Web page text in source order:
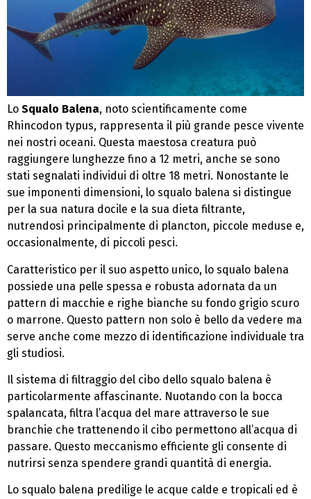
Lo Squalo Balena, noto scientificamente come
Rhincodon typus, rappresenta il più grande pesce vivente
nei nostri oceani. Questa maestosa creatura può
raggiungere lunghezze fino a 12 metri, anche se sono
stati segnalati individui di oltre 18 metri. Nonostante le
sue imponenti dimensioni, lo squalo balena si distingue
per la sua natura docile e la sua dieta filtrante,
nutrendosi principalmente di plancton, piccole meduse e,
occasionalmente, di piccoli pesci.
Caratteristico per il suo aspetto unico, lo squalo balena
possiede una pelle spessa e robusta adornata da un
pattern di macchie e righe bianche su fondo grigio scuro
o marrone. Questo pattern non solo è bello da vedere ma
serve anche come mezzo di identificazione individuale tra
gli studiosi.
Il sistema di filtraggio del cibo dello squalo balena è
particolarmente affascinante. Nuotando con la bocca
spalancata, filtra l’acqua del mare attraverso le sue
branchie che trattenendo il cibo permettono all’acqua di
passare. Questo meccanismo efficiente gli consente di
nutrirsi senza spendere grandi quantità di energia.
Lo squalo balena predilige le acque calde e tropicali ed è